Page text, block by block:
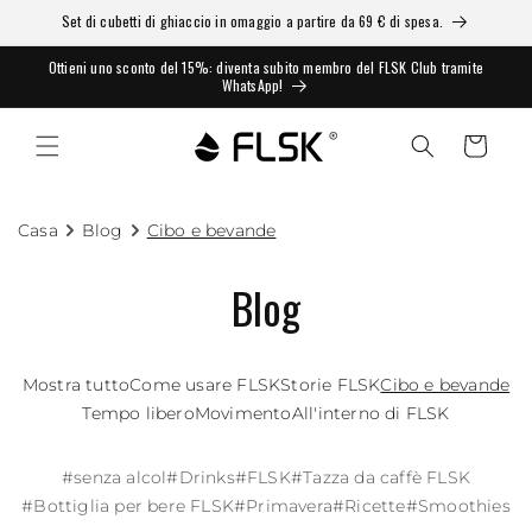
Set di cubetti di ghiaccio in omaggio a partire da 69 € di spesa.
Ottieni uno sconto del 15%: diventa subito membro del FLSK Club tramite
WhatsApp!
Carrello
Casa Blog Cibo e bevande
Blog
Mostra tuttoCome usare FLSKStorie FLSKCibo e bevande
Tempo liberoMovimentoAll'interno di FLSK
#senza alcol#Drinks#FLSK#Tazza da caffè FLSK
#Bottiglia per bere FLSK#Primavera#Ricette#Smoothies